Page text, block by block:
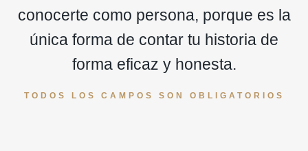
conocerte como persona, porque es la
única forma de contar tu historia de
forma eficaz y honesta.
TODOS LOS CAMPOS SON OBLIGATORIOS